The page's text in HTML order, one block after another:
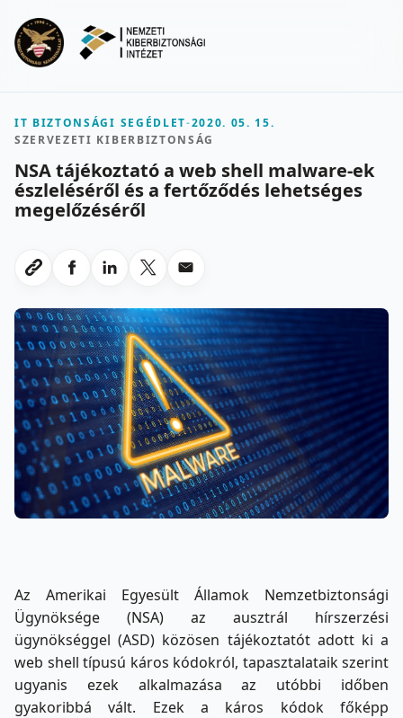
IT BIZTONSÁGI SEGÉDLET-2020. 05. 15.
SZERVEZETI KIBERBIZTONSÁG
NSA tájékoztató a web shell malware-ek
észleléséről és a fertőződés lehetséges
megelőzéséről
Link masolasa
Megosztas Facebookon
Megosztas LinkedInen
Megosztas X-en
Megosztas emailben
Az Amerikai Egyesült Államok Nemzetbiztonsági
Ügynöksége (NSA) az ausztrál hírszerzési
ügynökséggel (ASD) közösen tájékoztatót adott ki a
web shell típusú káros kódokról, tapasztalataik szerint
ugyanis ezek alkalmazása az utóbbi időben
gyakoribbá vált. Ezek a káros kódok főképp